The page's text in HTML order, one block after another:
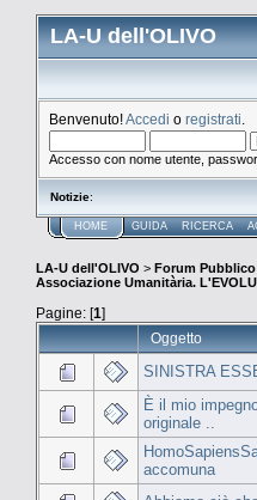
LA-U dell'OLIVO
Benvenuto!Accedi o registrati
Accesso con nome utente,
Notizie:
HOME GUIDA RICERCA
LA-U dell'OLIVO > Forum Pubblico
Associazione Umanitària.
Pagine: [1]
Oggetto
SINISTRA
È il mio
originale ..
accomuna